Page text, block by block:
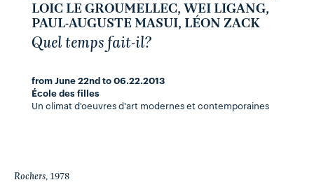
LOIC LE GROUMELLEC, WEI LIGANG,
PAUL-AUGUSTE MASUI, LÉON ZACK
Quel temps fait-il?
from June 22nd to 06.22.2013
École des filles
Un climat d'oeuvres d'art modernes et contemporaines
Rochers, 1978